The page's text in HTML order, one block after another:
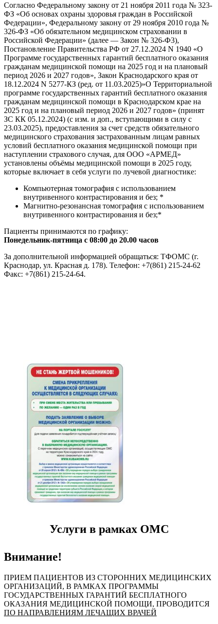
Согласно Федеральному закону от 21 ноября 2011 года № 323-
ФЗ «Об основах охраны здоровья граждан в Российской
Федерации», Федеральному закону от 29 ноября 2010 года №
326-ФЗ «Об обязательном медицинском страховании в
Российской Федерации» (далее — Закон № 326-Ф3),
Постановление Правительства РФ от 27.12.2024 N 1940 «О
Программе государственных гарантий бесплатного оказания
гражданам медицинской помощи на 2025 год и на плановый
период 2026 и 2027 годов», Закон Краснодарского края от
18.12.2024 N 5277-КЗ (ред. от 11.03.2025)»О Территориальной
программе государственных гарантий бесплатного оказания
гражданам медицинской помощи в Краснодарском крае на
2025 год и на плановый период 2026 и 2027 годов» (принят
ЗС КК 05.12.2024) (с изм. и доп., вступающими в силу с
23.03.2025), предоставления за счет средств обязательного
медицинского страхования застрахованным лицам равных
условий бесплатного оказания медицинской помощи при
наступлении страхового случая, для ООО «АРМЕД»
установлены объёмы медицинской помощи в 2025 году,
которые включает в себя услуги по лучевой диагностике:
Компьютерная томография с использованием
внутривенного контрастирования и без; *
Магнитно-резонансная томография с использованием
внутривенного контрастирования и без;*
Пациенты принимаются по графику:
Понедельник-пятница с 08:00 до 20.00 часов
За дополнительной информацией обращаться: ТФОМС (г.
Краснодар, ул. Красная д. 178). Телефон: +7(861) 215-24-62
Факс: +7(861) 215-24-64.
Услуги в рамках ОМС
Внимание!
ПРИЕМ ПАЦИЕНТОВ ИЗ СТОРОННИХ МЕДИЦИНСКИХ
ОРГАНИЗАЦИЙ, В РАМКАХ ПРОГРАММЫ
ГОСУДАРСТВЕННЫХ ГАРАНТИЙ БЕСПЛАТНОГО
ОКАЗАНИЯ МЕДИЦИНСКОЙ ПОМОЩИ, ПРОВОДИТСЯ
ПО НАПРАВЛЕНИЯМ ЛЕЧАЩИХ ВРАЧЕЙ